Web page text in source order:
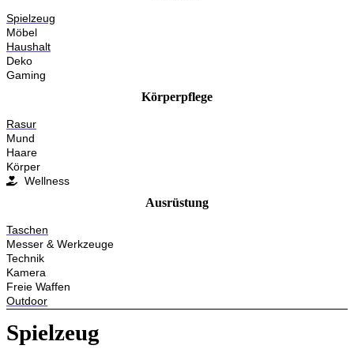
Spielzeug
Möbel
Haushalt
Deko
Gaming
Körperpflege
Rasur
Mund
Haare
Körper
Wellness
Ausrüstung
Taschen
Messer & Werkzeuge
Technik
Kamera
Freie Waffen
Outdoor
Spielzeug